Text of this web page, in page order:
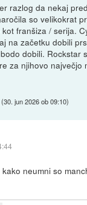
razlog da nekaj
so velikokrat
franšiza / serija.
na začetku dobili
dobili. Rockstar
za njihovo največjo
(30. jun 2026 ob 09:10)
neumni so